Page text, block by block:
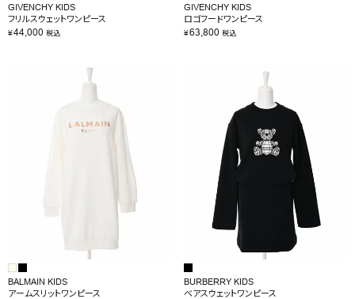
GIVENCHY KIDS
フリルスウェットワンピース
¥44,000 税込
GIVENCHY KIDS
ロゴフードワンピース
¥63,800 税込
BALMAIN KIDS
アームスリットワンピース
BURBERRY KIDS
ベアスウェットワンピース